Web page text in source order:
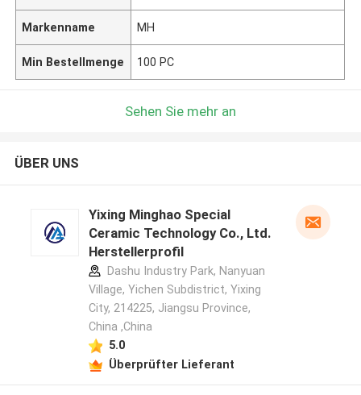
Markenname MH
Min Bestellmenge 100 PC
Sehen Sie mehr an
ÜBER UNS
Yixing Minghao Special
Ceramic Technology Co., Ltd.
Herstellerprofil
Dashu Industry Park, Nanyuan
Village, Yichen Subdistrict, Yixing
City, 214225, Jiangsu Province,
China ,China
5.0
Überprüfter Lieferant